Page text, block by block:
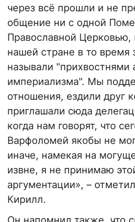
через всё прошли и не
общение ни с одной
Православной Церковью,
нашей стране в то время
называли "прихвостнями
империализма". Мы
отношения, ездили друг
приглашали сюда
когда нам говорят, что
Варфоломей якобы не
иначе, намекая на
извне, я не принимаю
аргументации», –
Кирилл.